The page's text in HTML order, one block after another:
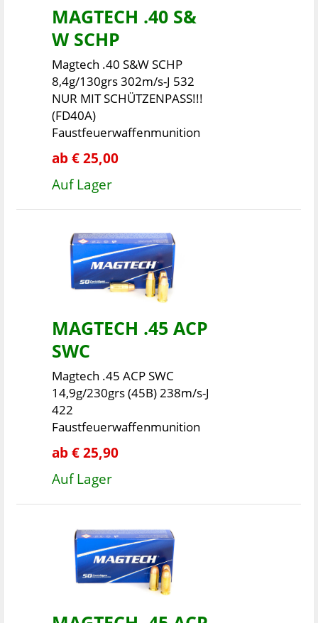
MAGTECH .40 S&
W SCHP
Magtech .40 S&W SCHP
8,4g/130grs 302m/s-J 532
NUR MIT SCHÜTZENPASS!!!
(FD40A)
Faustfeuerwaffenmunition
ab € 25,00
Auf Lager
MAGTECH .45 ACP
SWC
Magtech .45 ACP SWC
14,9g/230grs (45B) 238m/s-J
422
Faustfeuerwaffenmunition
ab € 25,90
Auf Lager